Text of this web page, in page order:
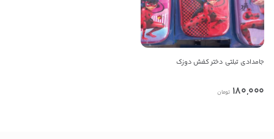
جامدادی تبلتی دختر کفش دوزک
180,000 تومان
راه های دیگر ارتباطی